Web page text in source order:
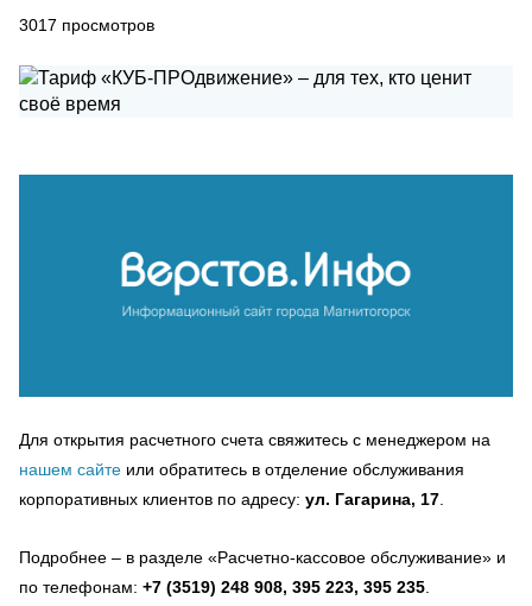
3017 просмотров
Для открытия расчетного счета свяжитесь с менеджером на
нашем сайте или обратитесь в отделение обслуживания
корпоративных клиентов по адресу: ул. Гагарина, 17
Подробнее – в разделе «Расчетно-кассовое обслуживание» и
по телефонам: +7 (3519) 248 908, 395 223, 395 235